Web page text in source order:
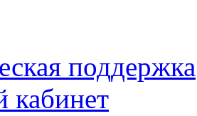
поддержка